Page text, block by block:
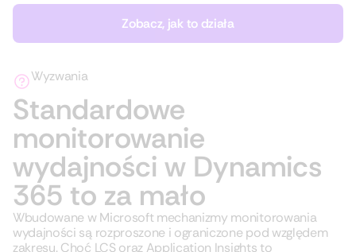
Zobacz, jak to działa
Wyzwania
Standardowe
monitorowanie
wydajności w Dynamics
365 to za mało
Wbudowane w Microsoft mechanizmy monitorowania
wydajności są rozproszone i ograniczone pod względem
zakresu. Choć LCS oraz Application Insights to